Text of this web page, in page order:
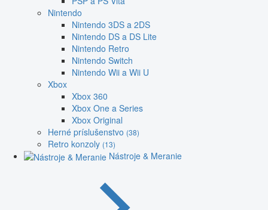
Nintendo
Nintendo 3DS a 2DS
Nintendo DS a DS Lite
Nintendo Retro
Nintendo Switch
Nintendo Wii a Wii U
Xbox
Xbox 360
Xbox One a Series
Xbox Original
Herné príslušenstvo (38)
Retro konzoly (13)
Nástroje & Meranie